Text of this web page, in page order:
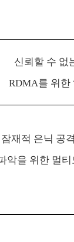
신뢰할 수 없
RDMA를 위한
잠재적 은닉 공
악을 위한 멀